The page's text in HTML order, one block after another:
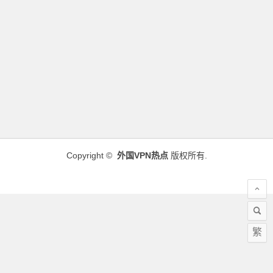
Copyright © 外国VPN热点版权所有.
繁